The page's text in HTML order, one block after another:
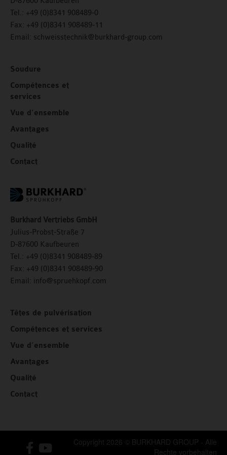
Tel.: +49 (0)8341 908489-0
Fax: +49 (0)8341 908489-11
Email: schweisstechnik@burkhard-group.com
Soudure
Compétences et
services
Vue d’ensemble
Avantages
Qualité
Contact
Burkhard Vertriebs GmbH
Julius-Probst-Straße 7
D-87600 Kaufbeuren
Tel.: +49 (0)8341 908489-89
Fax: +49 (0)8341 908489-90
Email: info@spruehkopf.com
Têtes de pulvérisation
Compétences et services
Vue d’ensemble
Avantages
Qualité
Contact
Copyright 2026 © BURKHARD GROUP - Alle
Rechte vorbehalten